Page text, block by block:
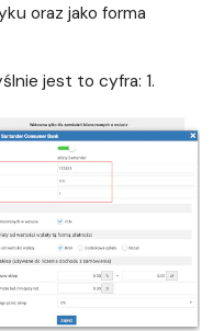
oraz jako forma
jest to cyfra: 1.